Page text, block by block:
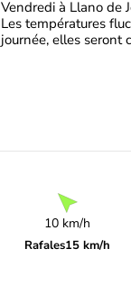
Vendredi à Llano de
Les températures
journée, elles seront
10 km/h
Rafales15 km/h